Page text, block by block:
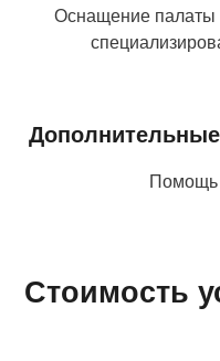
Оснащение палаты
Помощь
Стоимость